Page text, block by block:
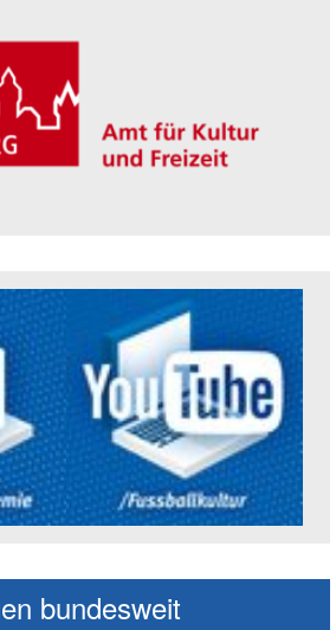
der Akademie
bundesweit